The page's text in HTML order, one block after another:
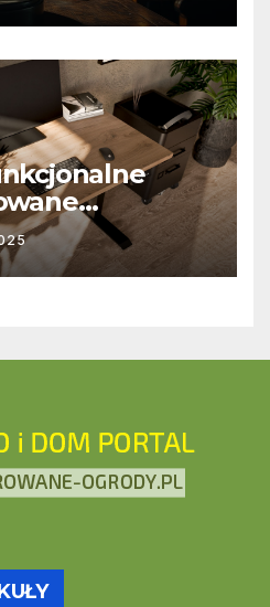
o
pracy